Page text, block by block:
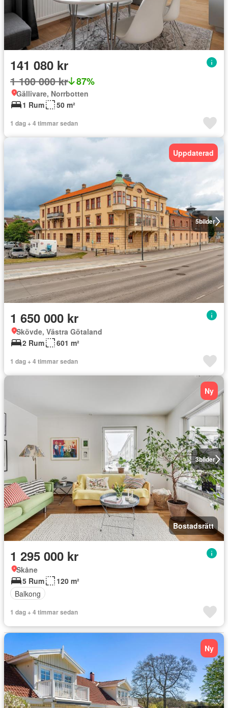
141 080 kr
1 100 000 kr 87%
Gällivare, Norrbotten
1 Rum
50 m²
1 dag + 4 timmar sedan
5bilder
Uppdaterad
1 650 000 kr
Skövde, Västra Götaland
2 Rum
601 m²
1 dag + 4 timmar sedan
3bilder
Ny
Bostadsrätt
1 295 000 kr
Skåne
5 Rum
120 m²
Balkong
1 dag + 4 timmar sedan
Ny